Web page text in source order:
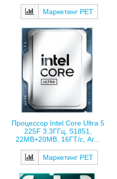
Маркетинг РЕТ
Процессор Intel Core Ultra 5
225F 3.3ГГц, S1851,
22MB+20MB, 16ГТ/с, Ar...
Маркетинг РЕТ